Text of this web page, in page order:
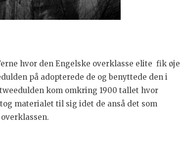
hvor den Engelske overklasse elite fik øje
på adopterede de og benyttede den i
kom omkring 1900 tallet hvor
materialet til sig idet de anså det som